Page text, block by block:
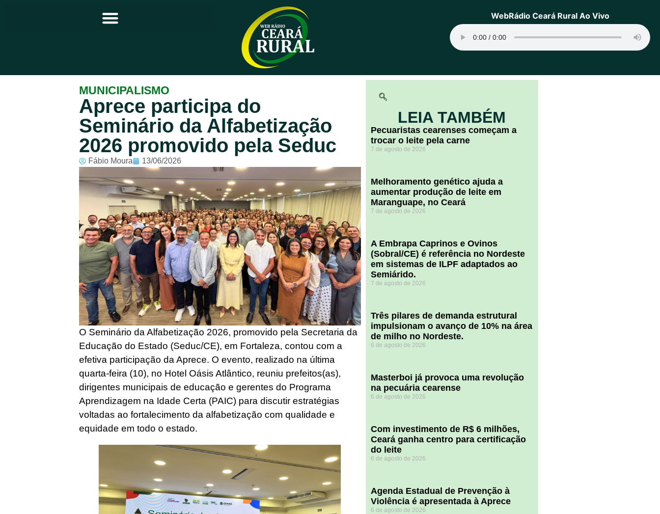
Principal
Notícias
Programação
Equipe
Contato
Sobre
WebRádio Ceará Rural Ao Vivo
MUNICIPALISMO
Aprece participa do
Seminário da Alfabetização
2026 promovido pela Seduc
Fábio Moura 13/06/2026
O Seminário da Alfabetização 2026, promovido pela Secretaria da
Educação do Estado (Seduc/CE), em Fortaleza, contou com a
efetiva participação da Aprece. O evento, realizado na última
quarta-feira (10), no Hotel Oásis Atlântico, reuniu prefeitos(as),
dirigentes municipais de educação e gerentes do Programa
Aprendizagem na Idade Certa (PAIC) para discutir estratégias
voltadas ao fortalecimento da alfabetização com qualidade e
equidade em todo o estado.
LEIA TAMBÉM
Pecuaristas cearenses começam a
trocar o leite pela carne
7 de agosto de 2026
Melhoramento genético ajuda a
aumentar produção de leite em
Maranguape, no Ceará
7 de agosto de 2026
A Embrapa Caprinos e Ovinos
(Sobral/CE) é referência no Nordeste
em sistemas de ILPF adaptados ao
Semiárido.
7 de agosto de 2026
​Três pilares de demanda estrutural
impulsionam o avanço de 10% na área
de milho no Nordeste.
6 de agosto de 2026
Masterboi já provoca uma revolução
na pecuária cearense
6 de agosto de 2026
Com investimento de R$ 6 milhões,
Ceará ganha centro para certificação
do leite
6 de agosto de 2026
Agenda Estadual de Prevenção à
Violência é apresentada à Aprece
6 de agosto de 2026